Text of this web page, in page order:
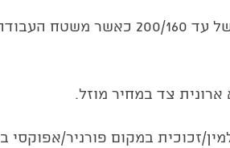
ארונית צד במחיר מוזל.
זכוכית במקום פורניר/אפוקסי